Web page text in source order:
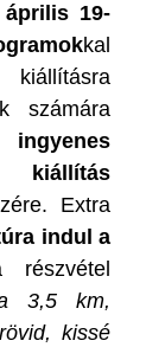
április 19-
kal
számára
kiállítás
Extra
indul a
3,5 km,
kissé